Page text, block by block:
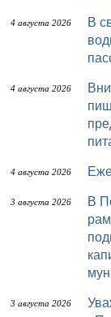
4 августа 2026
В связи с установлением низких уровней
4 августа 2026
Вниманию производителей и поставщиков
4 августа 2026
3 августа 2026
В Печоре прошла выездная проверка в
3 августа 2026
Уважаемые жители муниципального района